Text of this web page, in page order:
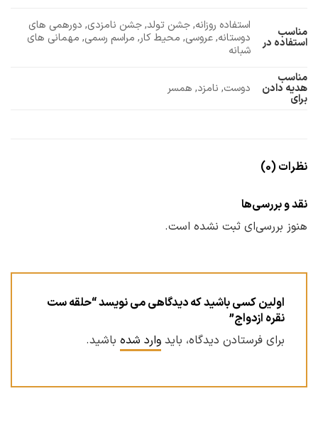
مناسب
استفاده در
استفاده روزانه, جشن تولد, جشن نامزدی, دورهمی های
دوستانه, عروسی, محیط کار, مراسم رسمی, مهمانی های
شبانه
مناسب
هدیه دادن
برای
دوست, نامزد, همسر
نظرات (0)
نقد و بررسی‌ها
هنوز بررسی‌ای ثبت نشده است.
اولین کسی باشید که دیدگاهی می نویسد “حلقه ست
نقره ازدواج”
برای فرستادن دیدگاه، باید وارد شده باشید.